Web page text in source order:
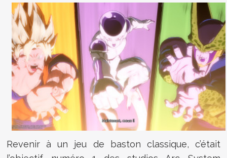
Revenir à un jeu de baston classique, c’était